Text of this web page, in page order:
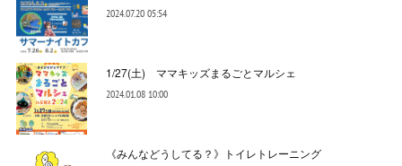
2024.07.20 05:54
1/27(土) ママキッズまるごとマルシェ
2024.01.08 10:00
《みんなどうしてる？》トイレトレーニング